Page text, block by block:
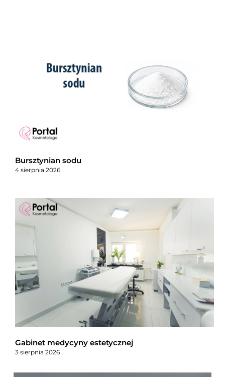
Bursztynian sodu
4 sierpnia 2026
Gabinet medycyny estetycznej
3 sierpnia 2026